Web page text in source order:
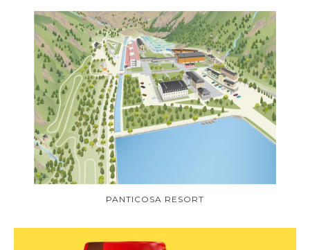
PANTICOSA RESORT